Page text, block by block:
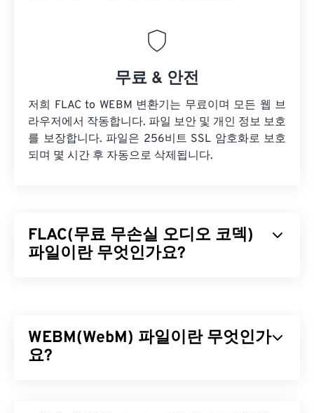
무료 & 안전
저희 FLAC to WEBM 변환기는 무료이며 모든 웹 브
라우저에서 작동합니다. 파일 보안 및 개인 정보 보호
를 보장합니다. 파일은 256비트 SSL 암호화로 보호
되며 몇 시간 후 자동으로 삭제됩니다.
FLAC(무료 무손실 오디오 코덱)
파일이란 무엇인가요?
데이터의 손실 없이 압축됩니다. FLAC은 파일을 원
본 크기의 약 50~70%로 압축하는
WEBM(WebM) 파일이란 무엇인가
요?